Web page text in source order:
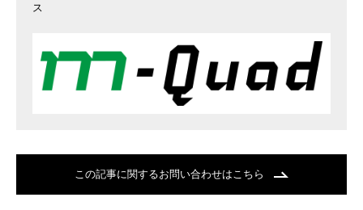
ス
この記事に関するお問い合わせはこちら